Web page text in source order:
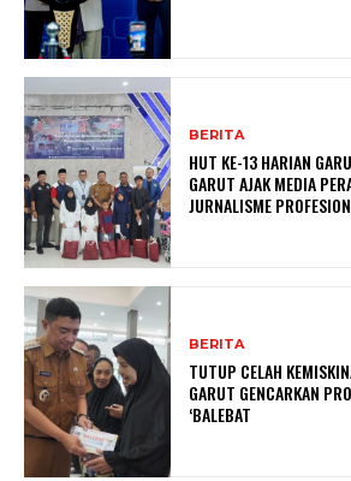
BERITA
HUT KE-13 HARIAN
GARUT AJAK MEDIA
JURNALISME
BERITA
TUTUP CELAH
GARUT GENCARKAN
‘BALEBAT